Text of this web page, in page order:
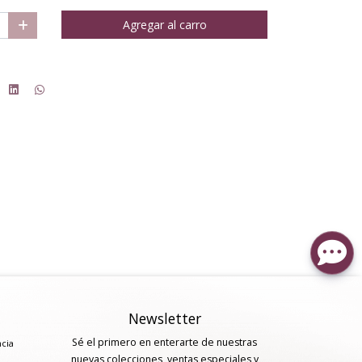
Agregar al carro
Newsletter
Sé el primero en enterarte de nuestras
nuevas colecciones, ventas especiales y